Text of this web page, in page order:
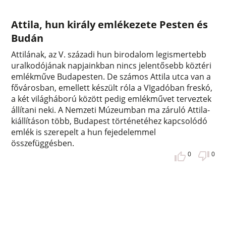
Attila, hun király emlékezete Pesten és
Budán
Attilának, az V. századi hun birodalom legismertebb
uralkodójának napjainkban nincs jelentősebb köztéri
emlékműve Budapesten. De számos Attila utca van a
fővárosban, emellett készült róla a VIgadóban freskó,
a két világháború között pedig emlékművet terveztek
állítani neki. A Nemzeti Múzeumban ma záruló Attila-
kiállításon több, Budapest történetéhez kapcsolódó
emlék is szerepelt a hun fejedelemmel
összefüggésben.
0 0